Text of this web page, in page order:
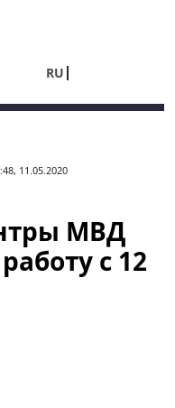
RU
11.05.2020
МВД
с 12